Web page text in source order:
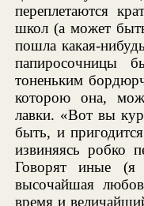
переплетаются
школ (а может
пошла какая-
папиросочницы
тоненьким
которою она,
лавки. «Вот вы
быть, и
извиняясь робко
Говорят иные
высочайшая
время и